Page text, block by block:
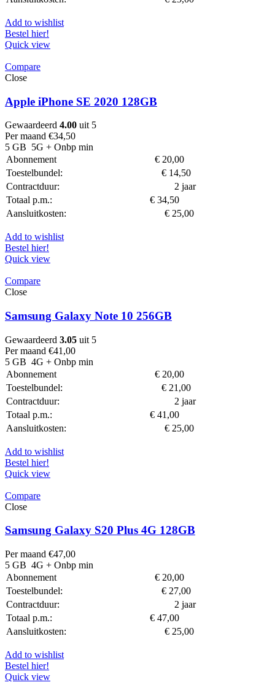
Add to wishlist
Bestel hier!
Quick view
Compare
Close
Apple iPhone SE 2020 128GB
Gewaardeerd 4.00 uit 5
Per maand €34,50
5 GB 5G + Onbp min
Abonnement
€ 20,00
Toestelbundel:
€ 14,50
Contractduur:
2 jaar
Totaal p.m.:
€ 34,50
Aansluitkosten:
€ 25,00
Add to wishlist
Bestel hier!
Quick view
Compare
Close
Samsung Galaxy Note 10 256GB
Gewaardeerd 3.05 uit 5
Per maand €41,00
5 GB 4G + Onbp min
Abonnement
€ 20,00
Toestelbundel:
€ 21,00
Contractduur:
2 jaar
Totaal p.m.:
€ 41,00
Aansluitkosten:
€ 25,00
Add to wishlist
Bestel hier!
Quick view
Compare
Close
Samsung Galaxy S20 Plus 4G 128GB
Per maand €47,00
5 GB 4G + Onbp min
Abonnement
€ 20,00
Toestelbundel:
€ 27,00
Contractduur:
2 jaar
Totaal p.m.:
€ 47,00
Aansluitkosten:
€ 25,00
Add to wishlist
Bestel hier!
Quick view